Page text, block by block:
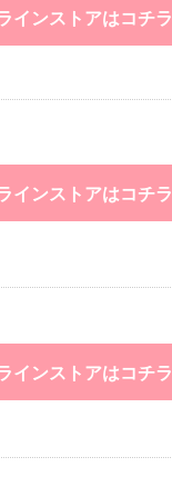
インストアはコチラ
インストアはコチラ
インストアはコチラ